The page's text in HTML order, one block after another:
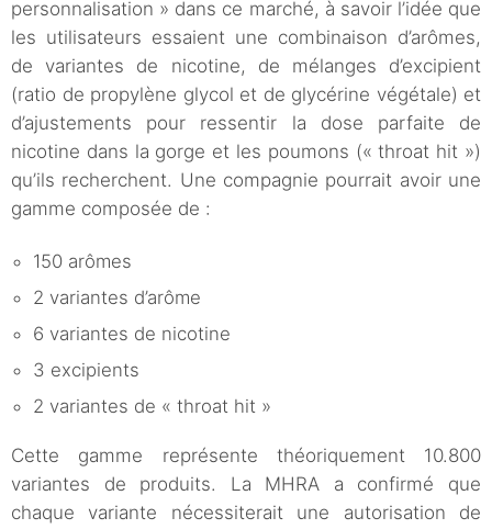
personnalisation » dans ce marché, à savoir l’idée que
les utilisateurs essaient une combinaison d’arômes,
de variantes de nicotine, de mélanges d’excipient
(ratio de propylène glycol et de glycérine végétale) et
d’ajustements pour ressentir la dose parfaite de
nicotine dans la gorge et les poumons (« throat hit »)
qu’ils recherchent. Une compagnie pourrait avoir une
gamme composée de :
150 arômes
2 variantes d’arôme
6 variantes de nicotine
3 excipients
2 variantes de « throat hit »
Cette gamme représente théoriquement 10.800
variantes de produits. La MHRA a confirmé que
chaque variante nécessiterait une autorisation de